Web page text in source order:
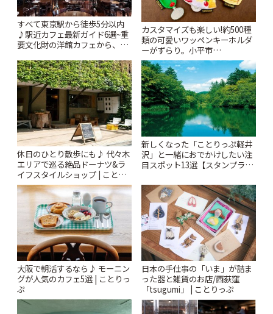
すべて東京駅から徒歩5分以内
♪駅近カフェ最新ガイド6選~重
要文化財の洋館カフェから、改
りっぷ
カスタマイズも楽しい!約500種
類の可愛いワッペンキーホルダ
ーがずらり。小平市
「Kimamaya T&K」 | ことりっ
ぷ
休日のひとり散歩にも♪ 代々木
エリアで巡る絶品ドーナツ&ラ
イフスタイルショップ | ことり
っぷ
新しくなった「ことりっぷ軽井
沢」と一緒におでかけしたい注
目スポット13選【スタンプラリ
大阪で朝活するなら♪ モーニン
グが人気のカフェ5選 | ことりっ
ぷ
日本の手仕事の「いま」が詰ま
った器と雑貨のお店/西荻窪
「tsugumi」 | ことりっぷ